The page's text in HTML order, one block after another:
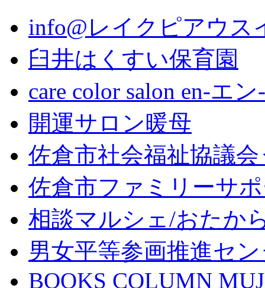
info@レイクピアウス
臼井はくすい保育園
care color salon en-エン-
開運サロン暖母
佐倉市社会福祉協議
佐倉市ファミリーサ
相談マルシェ/おたか
男女平等参画推進セ
BOOKS COLUMN